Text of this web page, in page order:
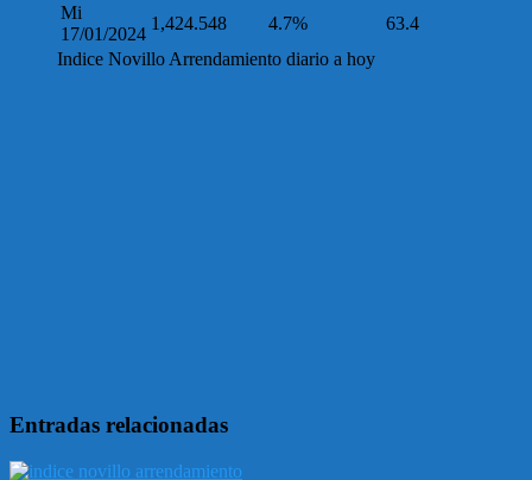
Mi
17/01/2024
1,424.548 4.7%
63.4
Indice Novillo Arrendamiento diario a hoy
Entradas relacionadas